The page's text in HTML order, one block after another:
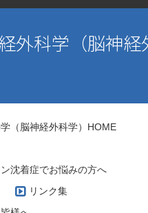
外科学（脳神経
（脳神経外科学）HOME
沈着症でお悩みの方へ
リンク集